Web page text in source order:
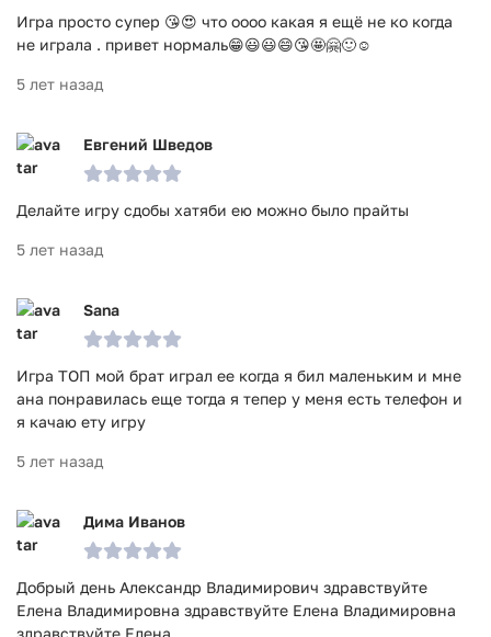
ими можно поделиться с другими геймерами.
бесплатно установив Construction City! Симулятор
на свой Андроид гаджет.
Игра Construction City прошла проверку антивирусом
VirusTotal. В результате проверки по всем последним
Игра просто супер 😘😍 что оооо какая я ещё не ко когда
не играла . привет нормаль😁😃😃😄😘🤩🤗🙂☺️
5 лет назад
Евгений Шведов
Делайте игру сдобы хатяби ею можно было прайты
5 лет назад
Sana
Игра ТОП мой брат играл ее когда я бил маленьким и мне
ана понравилась еще тогда я тепер у меня есть телефон и
я качаю ету игру
5 лет назад
Дима Иванов
Добрый день Александр Владимирович здравствуйте
Елена Владимировна здравствуйте Елена Владимировна
здравствуйте Елена